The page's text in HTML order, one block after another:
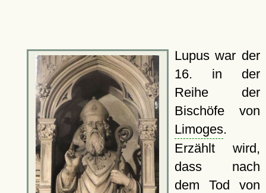
Lupus war der
16. in der
Reihe der
Bischöfe von
Limoges.
Erzählt wird,
dass nach
dem Tod von